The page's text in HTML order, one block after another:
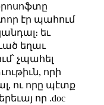
էր պահում
եւ
եղաւ
չպահել
որի
ու որը պէտք
որ .doc